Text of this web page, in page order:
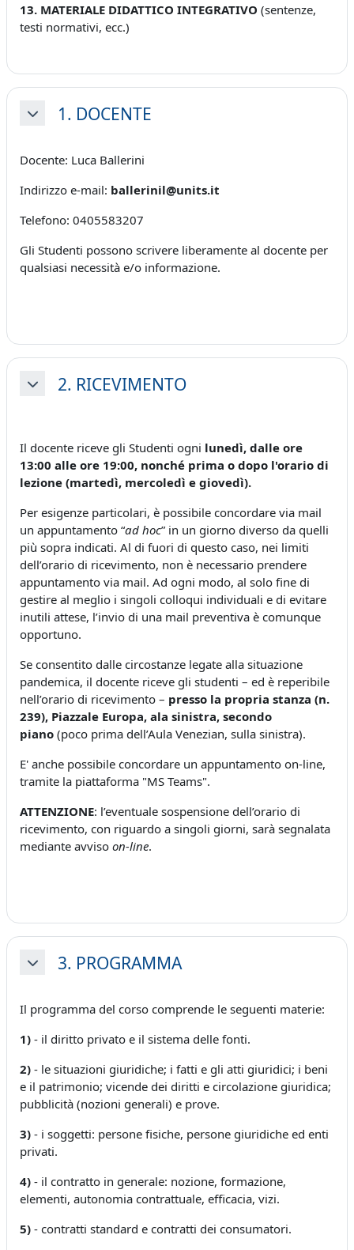
13. MATERIALE DIDATTICO INTEGRATIVO (sentenze,
testi normativi, ecc.)
Minimizza1. DOCENTE
Docente: Luca Ballerini
Indirizzo e-mail: ballerinil@units.it
Telefono: 0405583207
Gli Studenti possono scrivere liberamente al docente per
qualsiasi necessità e/o informazione.
Minimizza2. RICEVIMENTO
Il docente riceve gli Studenti ogni lunedì, dalle ore
13:00 alle ore 19:00, nonché prima o dopo l'orario di
lezione (martedì, mercoledì e giovedì).
Per esigenze particolari, è possibile concordare via mail
un appuntamento “ad hoc” in un giorno diverso da quelli
più sopra indicati. Al di fuori di questo caso, nei limiti
dell’orario di ricevimento, non è necessario prendere
appuntamento via mail. Ad ogni modo, al solo fine di
gestire al meglio i singoli colloqui individuali e di evitare
inutili attese, l’invio di una mail preventiva è comunque
opportuno.
Se consentito dalle circostanze legate alla situazione
pandemica, il docente riceve gli studenti – ed è reperibile
nell’orario di ricevimento – presso la propria stanza (n.
239), Piazzale Europa, ala sinistra, secondo
piano (poco prima dell’Aula Venezian, sulla sinistra).
E' anche possibile concordare un appuntamento on-line,
tramite la piattaforma "MS Teams".
ATTENZIONE: l’eventuale sospensione dell’orario di
ricevimento, con riguardo a singoli giorni, sarà segnalata
mediante avviso on-line.
Minimizza3. PROGRAMMA
Il programma del corso comprende le seguenti materie:
1) - il diritto privato e il sistema delle fonti.
2) - le situazioni giuridiche; i fatti e gli atti giuridici; i beni
e il patrimonio; vicende dei diritti e circolazione giuridica;
pubblicità (nozioni generali) e prove.
3) - i soggetti: persone fisiche, persone giuridiche ed enti
privati.
4) - il contratto in generale: nozione, formazione,
elementi, autonomia contrattuale, efficacia, vizi.
5) - contratti standard e contratti dei consumatori.